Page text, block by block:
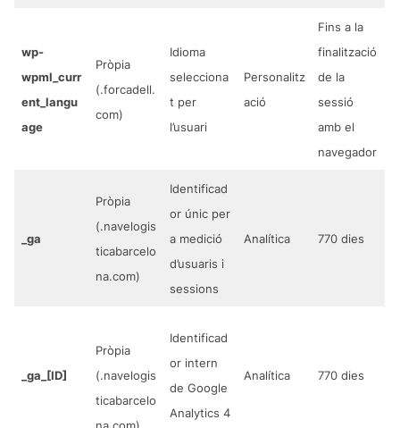
wp-
wpml_curr
ent_langu
age
Pròpia
(.forcadell.
com)
Idioma
selecciona
t per
l’usuari
Personalitz
ació
Fins a la
finalització
de la
sessió
amb el
navegador
_ga
Pròpia
(.navelogis
ticabarcelo
na.com)
Identificad
or únic per
a medició
d’usuaris i
sessions
Analítica 770 dies
_ga_[ID]
Pròpia
(.navelogis
ticabarcelo
Identificad
or intern
de Google
Analytics 4
Analítica 770 dies